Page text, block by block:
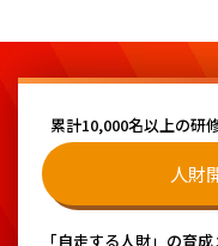
累計10,000名以上の研
人財
「自走する人財」の育成